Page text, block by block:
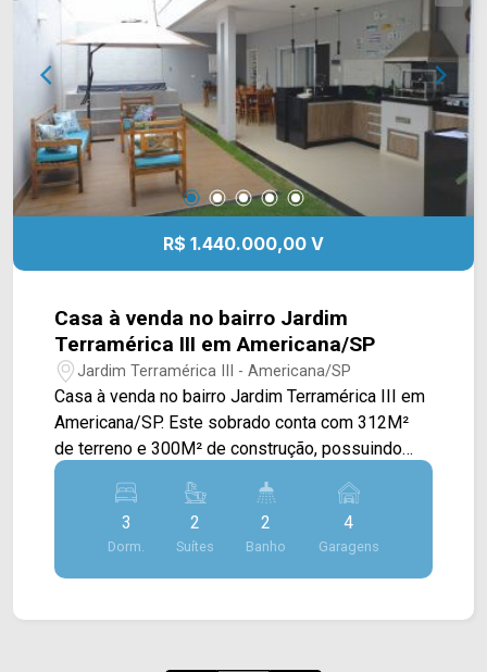
R$ 1.440.000,00 V
Casa à venda no bairro Jardim
Terramérica III em Americana/SP
Jardim Terramérica III - Americana/SP
Casa à venda no bairro Jardim Terramérica III em
Americana/SP. Este sobrado conta com 312M²
de terreno e 300M² de construção, possuindo
ampla sala de estar e de jantar com pé direito
alto e integradas, cozinha com armários, espaço
gourmet com churrasqueira e forno para pizza,
SPA com acomodamento de 8 pessoas e área de
serviço. Oferece aquecimento solar e portão
3
Dorm.
2
Suítes
2
Banho
4
Garagens